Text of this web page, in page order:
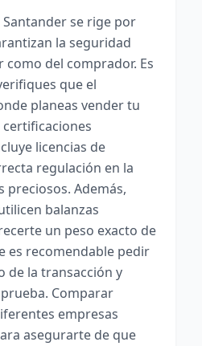
se rige por
la seguridad
del comprador. Es
que el
planeas vender tu
licencias de
regulación en la
preciosos. Además,
balanzas
un peso exacto de
es recomendable pedir
de la transacción y
Comparar
empresas
asegurarte de que